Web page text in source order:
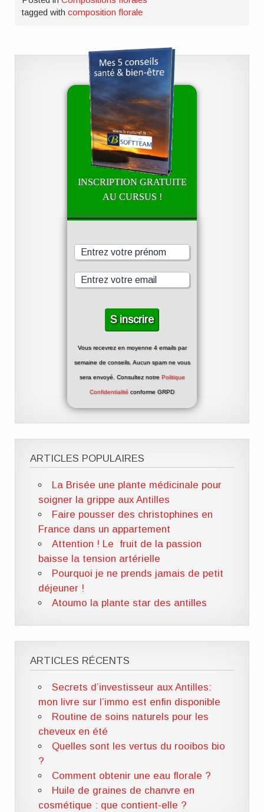
tagged withcomposition florale
INSCRIPTION GRATUITE
AU CURSUS !
Vous recevrez en moyenne 4 emails par
semaine de conseils. Aucun spam ne vous
sera envoyé. Consultez notre Politique
Confidentialité conforme GRPD
ARTICLES POPULAIRES
La Brisée une plante médicinale pour
soigner la grippe aux Antilles
Faire pousser des christophines en
France dans un appartement
Attention ! Le fruit de la passion
baisse la tension artérielle
Pourquoi je ne prends jamais de petit
déjeuner !
Atoumo la plante star des antilles
ARTICLES RÉCENTS
Secrets d’investisseur aux Antilles:
mon livre sur l’immo est enfin disponible
Routine de soins naturels pour les
cheveux en été
Quelles sont les vertus du rooibos bio
?
Comment obtenir une eau florale ?
Huile de graines de chanvre en
cosmétique : que contient-elle ?